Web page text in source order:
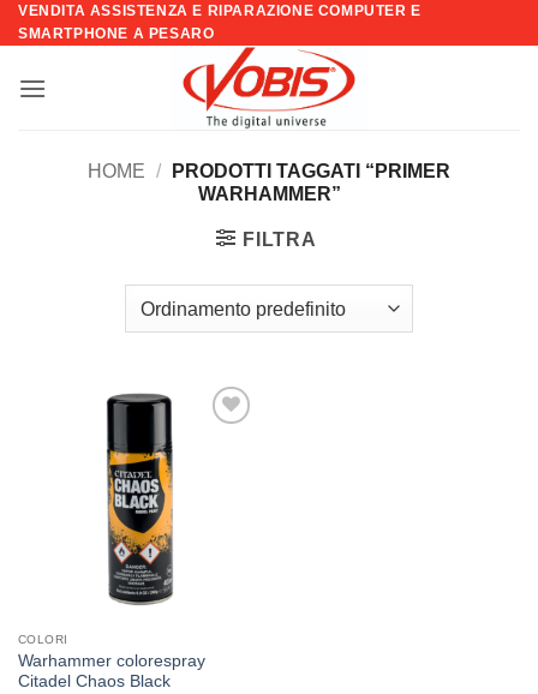
Salta
ai
VENDITA ASSISTENZA E RIPARAZIONE COMPUTER E
SMARTPHONE A PESARO
HOME /
PRODOTTI TAGGATI “PRIMER
WARHAMMER”
FILTRA
COLORI
Warhammer colorespray
Citadel Chaos Black